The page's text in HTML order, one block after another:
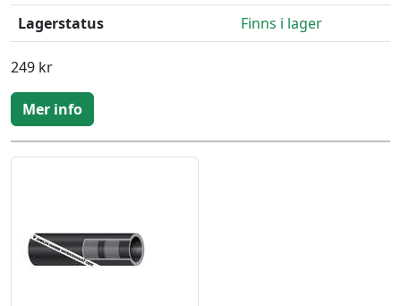
Lagerstatus Finns i lager
249 kr
Mer info